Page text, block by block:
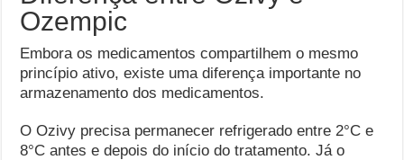
Ozempic
Embora os medicamentos compartilhem o mesmo
princípio ativo, existe uma diferença importante no
armazenamento dos medicamentos.
O Ozivy precisa permanecer refrigerado entre 2°C e
8°C antes e depois do início do tratamento. Já o